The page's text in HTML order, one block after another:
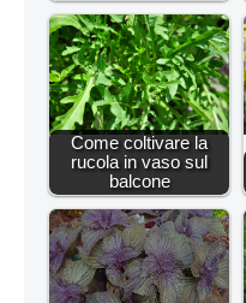
Come coltivare la
rucola in vaso sul
balcone